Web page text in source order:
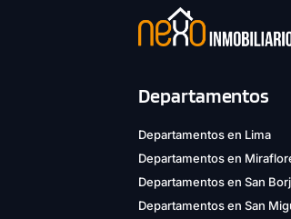
Departamentos
Departamentos en Lima
Departamentos en
Departamentos en San
Departamentos en San